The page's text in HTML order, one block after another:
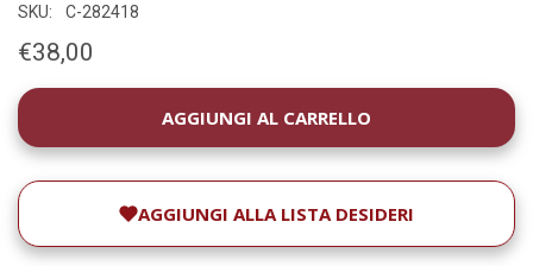
SKU: C-282418
€38,00
DISPONIBILITÀ
ATTUALE:
AGGIUNGI ALLA LISTA DESIDERI